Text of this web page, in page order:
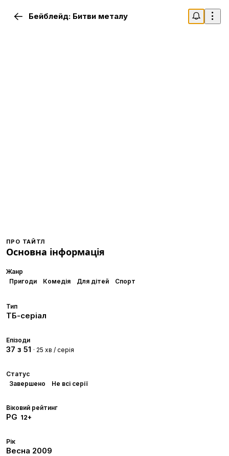
Бейблейд: Битви металу
ПРО ТАЙТЛ
Основна інформація
Жанр
Пригоди
Комедія Для дітей Спорт
Тип
ТБ-серіал
Епізоди
37 з 51 · 25 хв / серія
Статус
Завершено
Не всі серії
Віковий рейтинг
PG 12+
Рік
Весна 2009